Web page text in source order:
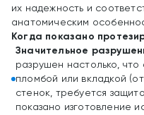
их надежность и
анатомическим
Когда показано
Значительное
разрушен настолько, что
пломбой или вкладкой
стенок, требуется
показано изготовление